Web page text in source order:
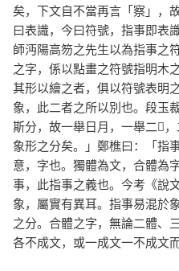
矣，下文自不當再言「察」，
曰表識，今曰符號，指事即表
師沔陽高笏之先生以為指事之
之字，係以點畫之符號指明木
其形以繪之者，俱以符號表明
象，此二者之所以別也。段玉
斯分，故一舉日月，一舉二𠄟
象形之分矣。」鄭樵曰：「指
意，字也。獨體為文，合體為
事，此指事之義也。今考《說
象，屬實有異耳。指事易混於
之分。合體之字，無論二體、
各不成文，或一成文一不成文